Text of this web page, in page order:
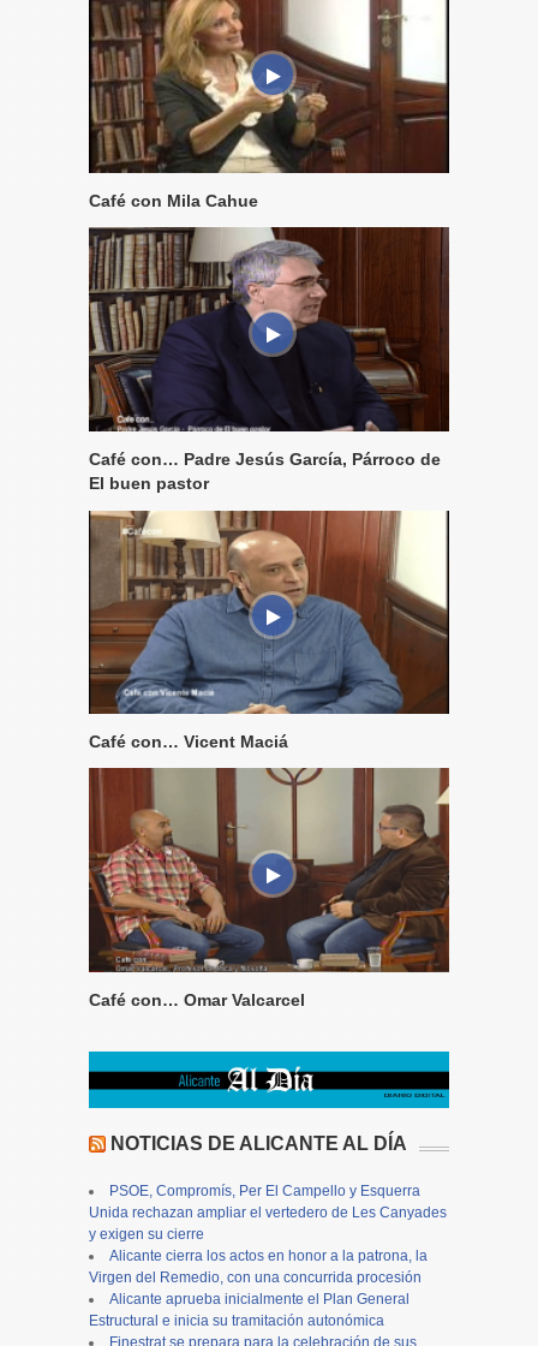
Café con Mila Cahue
Café con… Padre Jesús García, Párroco de
El buen pastor
Café con… Vicent Maciá
Café con… Omar Valcarcel
NOTICIAS DE ALICANTE AL DÍA
PSOE, Compromís, Per El Campello y Esquerra
Unida rechazan ampliar el vertedero de Les Canyades
y exigen su cierre
Alicante cierra los actos en honor a la patrona, la
Virgen del Remedio, con una concurrida procesión
Alicante aprueba inicialmente el Plan General
Estructural e inicia su tramitación autonómica
Finestrat se prepara para la celebración de sus